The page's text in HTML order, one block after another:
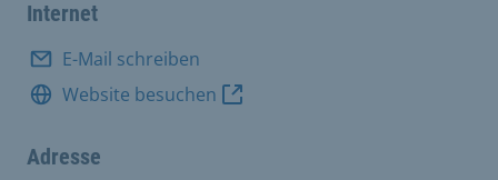
Internet
E-Mail schreiben
Website besuchen
Adresse